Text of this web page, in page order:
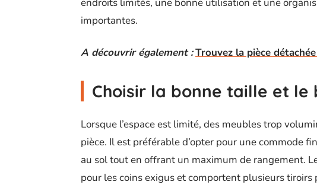
importantes.
A découvrir également :Trouvez la pièce
Choisir la bonne taille et le
Lorsque l’espace est limité, des meubles trop
pièce. Il est préférable d’opter pour une commode
au sol tout en offrant un maximum de rangement.
pour les coins exigus et comportent plusieurs